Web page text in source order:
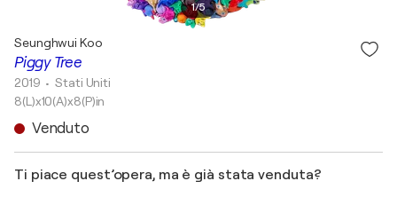
1/5
Piggy Tree
Seunghwui Koo
2019 • Stati Uniti
8(L)x10(A)x8(P)in
Venduto
Ti piace quest’opera, ma è già stata venduta?